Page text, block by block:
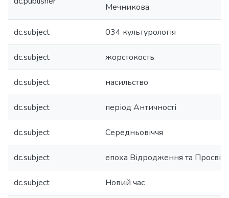
Мечникова
dc.subject 034 культурологія
dc.subject жорстокость
dc.subject насильство
dc.subject період Античності
dc.subject Середньовіччя
dc.subject епоха Відродження та
dc.subject Новий час